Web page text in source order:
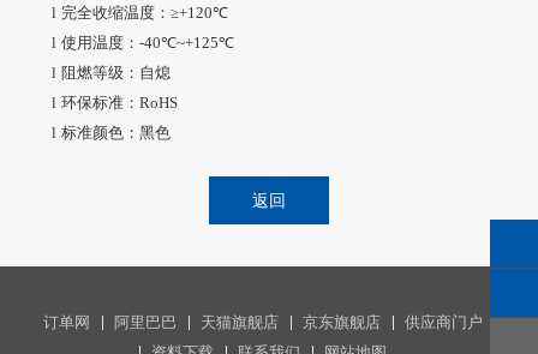
l 完全收缩温度： ≥+120℃
l 使用温度： -40℃~+125℃
l 阻燃等级：自熄
l 环保标准： RoHS
l 标准颜色：黑色
返回
订单网 阿里巴巴 天猫旗舰店 京东旗舰店
供应商门户